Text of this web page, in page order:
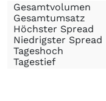
Gesamtvolumen
Gesamtumsatz
Höchster Spread
Niedrigster Spread
Tageshoch
Tagestief